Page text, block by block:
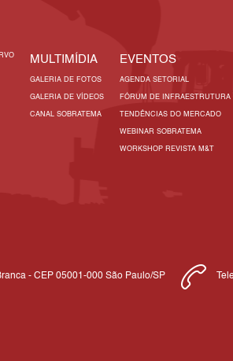
MULTIMÍDIA
GALERIA DE FOTOS
GALERIA DE VÍDEOS
CANAL SOBRATEMA
EVENTOS
AGENDA SETORIAL
FÓRUM DE INFRAESTRUTURA
TENDÊNCIAS DO MERCADO
WEBINAR SOBRATEMA
WORKSHOP REVISTA M&T
- CEP 05001-000 São Paulo/SP